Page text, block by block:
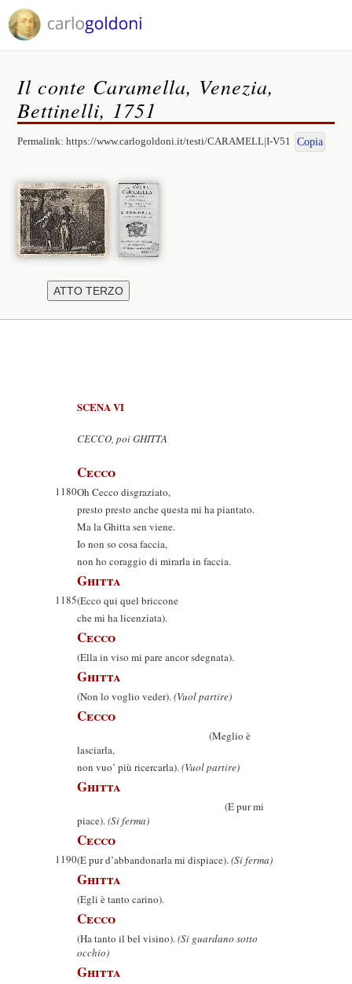
Il conte Caramella, Venezia,
Bettinelli, 1751
Permalink:https://www.carlogoldoni.it/testi/CARAMELL|I-V51 Copia
SCENA VI
CECCO, poi GHITTA
Cecco
1180Oh Cecco disgraziato,
presto presto anche questa mi ha piantato.
Ma la Ghitta sen viene.
Io non so cosa faccia,
non ho coraggio di mirarla in faccia.
Ghitta
1185(Ecco qui quel briccone
che mi ha licenziata).
Cecco
(Ella in viso mi pare ancor sdegnata).
Ghitta
(Non lo voglio veder).(Vuol partire)
Cecco
(Meglio è
lasciarla,
non vuo’ più ricercarla).(Vuol partire)
Ghitta
(E pur mi
piace).(Si ferma)
Cecco
1190(E pur d’abbandonarla mi dispiace).(Si ferma)
Ghitta
(Egli è tanto carino).
Cecco
(Ha tanto il bel visino).(Si guardano sotto
occhio)
Ghitta